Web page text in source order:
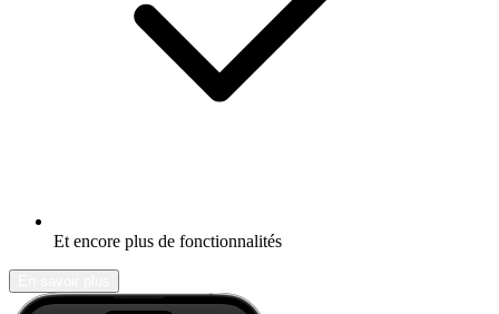
Et encore plus de fonctionnalités